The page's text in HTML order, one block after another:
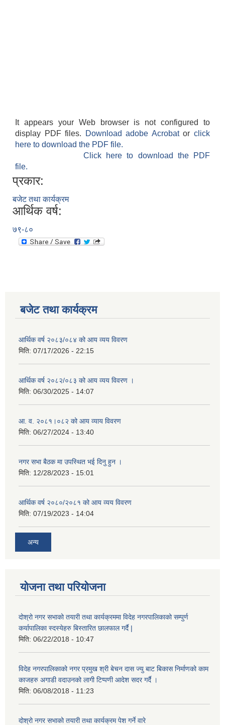
It appears your Web browser is not configured to
display PDF files.
Download adobe Acrobatorclick
here to download the PDF file.
Click here to download the PDF
file.
प्रकार:
बजेट तथा कार्यक्रम
आर्थिक वर्ष:
७९-८०
बजेट तथा कार्यक्रम
आर्थिक वर्ष २०८३/०८४ को आय व्यय विवरण
मिति: 07/17/2026 - 22:15
आर्थिक वर्ष २०८२/०८३ को आय व्यय विवरण ।
मिति: 06/30/2025 - 14:07
आ. व. २०८१।०८२ को आय व्याय विवरण
मिति: 06/27/2024 - 13:40
नगर सभा बैठक मा उपस्थित भई दिनु हुन ।
मिति: 12/28/2023 - 15:01
आर्थिक वर्ष २०८०/२०८१ को आय व्यय विवरण
मिति: 07/19/2023 - 14:04
अन्य
योजना तथा परियोजना
दोश्रो नगर सभाको तयारी तथा कार्यक्रममा विदेह नगरपालिकाको सम्पुर्ण
कर्यापालिका स्दस्येहरु बिस्तारित छालफाल गर्दै |
मिति: 06/22/2018 - 10:47
विदेह नगरपालिकाको नगर प्रमुख श्री बेचन दास ज्यु बाट बिकास निर्माणको काम
काजहरु अगाडी वदाउनको लागी टिप्पणी आदेश सदर गर्दै ।
मिति: 06/08/2018 - 11:23
दोश्रो नगर सभाको तयारी तथा कार्यक्रम पेश गर्ने वारे